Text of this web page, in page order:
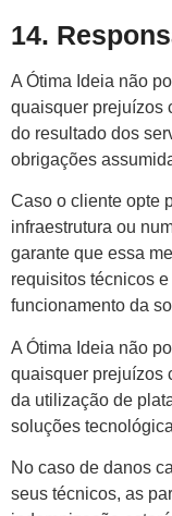
14.
A Ótima Ideia não
quaisquer prejuízos
do resultado dos
obrigações
Caso o cliente opte
infraestrutura ou
garante que essa
requisitos técnicos
funcionamento da
A Ótima Ideia não
quaisquer prejuízos
da utilização de
soluções
No caso de danos
seus técnicos, as